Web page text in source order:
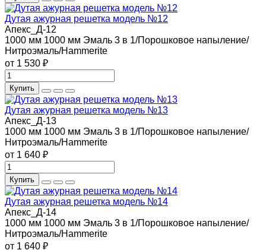
Дутая ажурная решетка модель №12
Апекс_Д-12
1000 мм 1000 мм Эмаль 3 в 1/Порошковое напыление/
Нитроэмаль/Hammerite
от 1 530 ₽
Купить
Дутая ажурная решетка модель №13
Апекс_Д-13
1000 мм 1000 мм Эмаль 3 в 1/Порошковое напыление/
Нитроэмаль/Hammerite
от 1 640 ₽
Купить
Дутая ажурная решетка модель №14
Апекс_Д-14
1000 мм 1000 мм Эмаль 3 в 1/Порошковое напыление/
Нитроэмаль/Hammerite
от 1 640 ₽